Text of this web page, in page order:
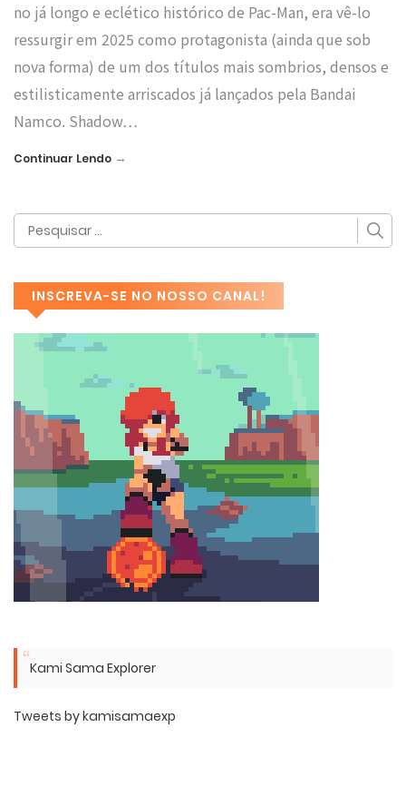
no já longo e eclético histórico de Pac-Man, era vê-lo
ressurgir em 2025 como protagonista (ainda que sob
nova forma) de um dos títulos mais sombrios, densos e
estilisticamente arriscados já lançados pela Bandai
Namco. Shadow…
Continuar Lendo →
INSCREVA-SE NO NOSSO CANAL!
Kami Sama Explorer
Tweets by kamisamaexp